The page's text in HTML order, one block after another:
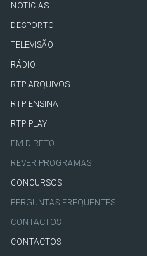
NOTÍCIAS
DESPORTO
TELEVISÃO
RÁDIO
RTP ARQUIVOS
RTP ENSINA
RTP PLAY
EM DIRETO
REVER PROGRAMAS
CONCURSOS
PERGUNTAS FREQUENTES
CONTACTOS
CONTACTOS